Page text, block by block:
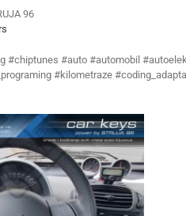
96
#chiptunes #auto #automobil
#kilometraze